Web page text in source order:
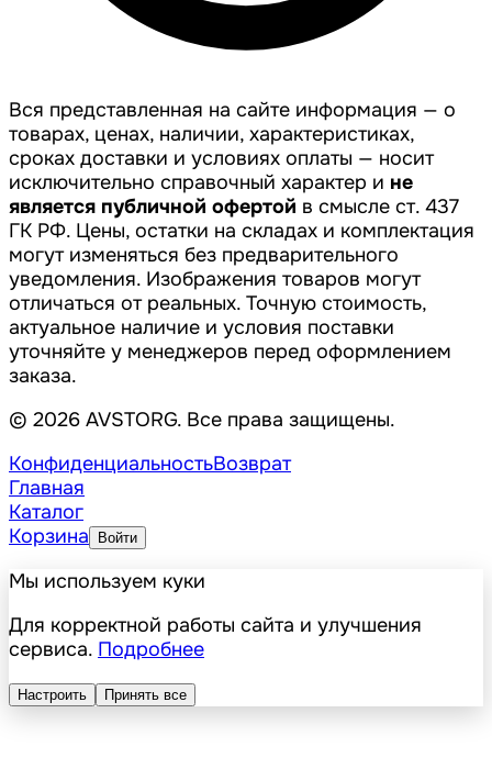
Вся представленная на сайте информация — о
товарах, ценах, наличии, характеристиках,
сроках доставки и условиях оплаты — носит
исключительно справочный характер и не
является публичной офертой в смысле ст. 437
ГК РФ. Цены, остатки на складах и комплектация
могут изменяться без предварительного
уведомления. Изображения товаров могут
отличаться от реальных. Точную стоимость,
актуальное наличие и условия поставки
уточняйте у менеджеров перед оформлением
заказа.
© 2026 AVSTORG. Все права защищены.
КонфиденциальностьВозврат
Главная
Каталог
Корзина
Войти
Мы используем куки
Для корректной работы сайта и улучшения
сервиса. Подробнее
Настроить Принять все